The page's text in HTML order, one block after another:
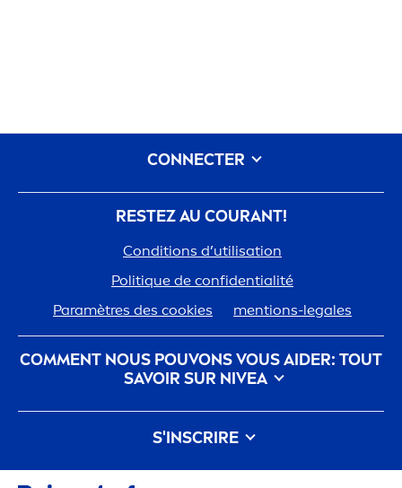
RESTEZ AU COURANT!
Conditions d’utilisation
Politique de confidentialité
Paramètres des cookies
mentions-legales
COMMENT NOUS POUVONS VOUS AIDER: TOUT
SAVOIR SUR NIVEA
nivea-histoire
Carrières chez Beiersdorf
Notre philosophie
Contactez-nous
S'INSCRIRE
CONNECTER